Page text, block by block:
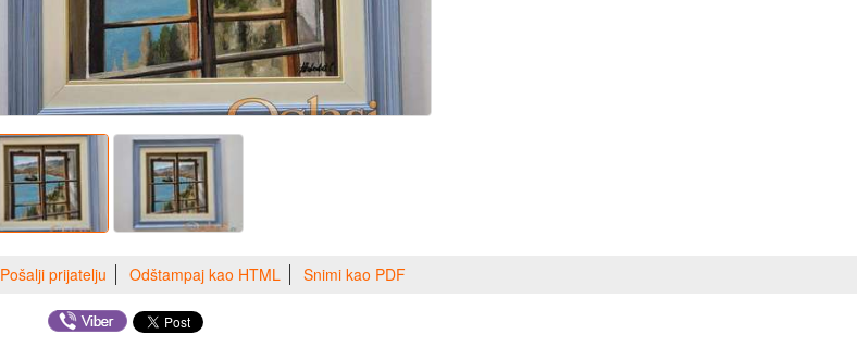
Pošalji prijatelju Odštampaj kao HTML Snimi kao PDF